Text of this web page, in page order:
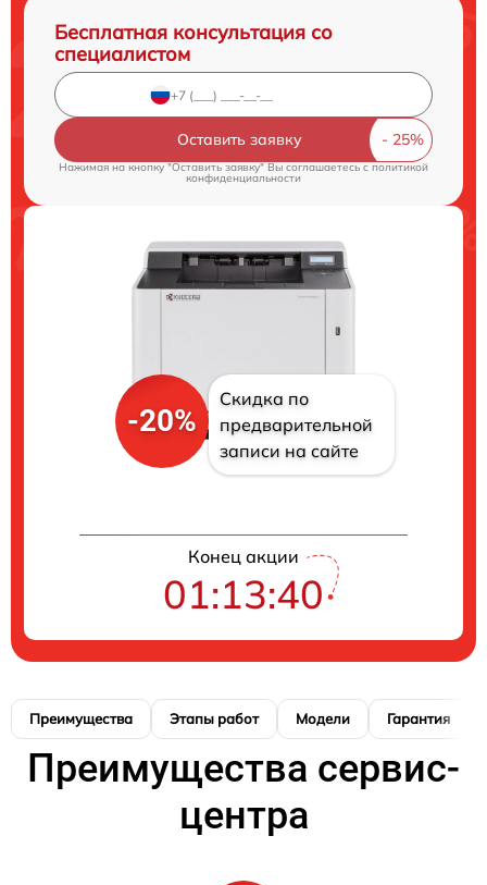
Бесплатная консультация со
специалистом
Оставить заявку
Нажимая на кнопку "Оставить заявку" Вы соглашаетесь c политикой
конфиденциальности
-20%
Скидка по
предварительной
записи на сайте
Конец акции
01:13:39
Преимущества Этапы работ Модели Гарантия
Преимущества сервис-
центра